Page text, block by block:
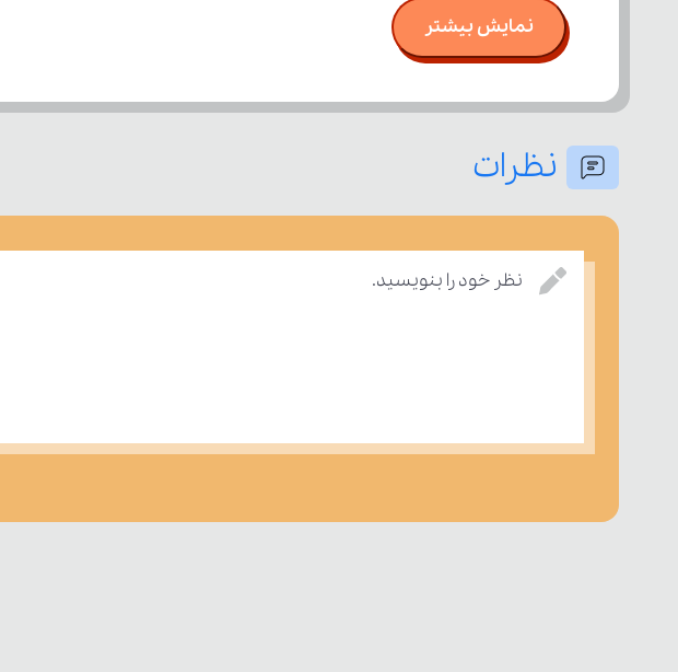
نمایش بیشتر
نظرات
نظر خود را بنویسید.